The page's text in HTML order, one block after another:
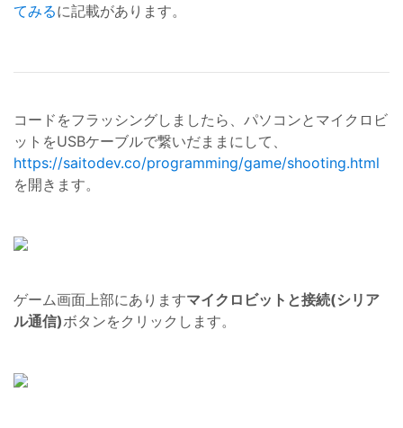
てみるに記載があります。
コードをフラッシングしましたら、パソコンとマイクロビ
ットをUSBケーブルで繋いだままにして、
https://saitodev.co/programming/game/shooting.html
を開きます。
ゲーム画面上部にありますマイクロビットと接続(シリア
ル通信)ボタンをクリックします。